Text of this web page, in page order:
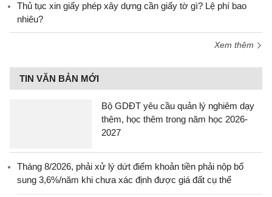
Thủ tục xin giấy phép xây dựng cần giấy tờ gì? Lệ phí bao
nhiêu?
Xem thêm
TIN VĂN BẢN MỚI
Bộ GDĐT yêu cầu quản lý nghiêm dạy
thêm, học thêm trong năm học 2026-
2027
Tháng 8/2026, phải xử lý dứt điểm khoản tiền phải nộp bổ
sung 3,6%/năm khi chưa xác định được giá đất cụ thể